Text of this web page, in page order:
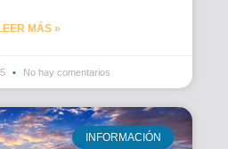
MÁS »
No hay comentarios
INFORMACIÓN